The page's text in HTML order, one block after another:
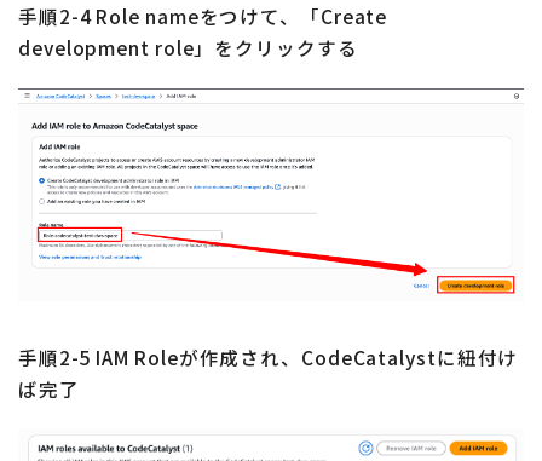
手順2-4 Role nameをつけて、「Create
development role」をクリックする
手順2-5 IAM Roleが作成され、CodeCatalystに紐付け
ば完了